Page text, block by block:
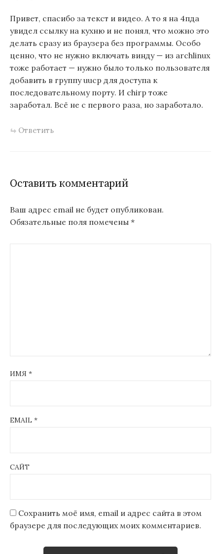
Привет, спасибо за текст и видео. А то я на 4пда
увидел ссылку на кухню и не понял, что можно это
делать сразу из браузера без программы. Особо
ценно, что не нужно включать винду — из archlinux
тоже работает — нужно было только пользователя
добавить в группу uucp для доступа к
последовательному порту. И chirp тоже
заработал. Всё не с первого раза, но заработало.
Ответить
Оставить комментарий
Ваш адрес email не будет опубликован.
Обязательные поля помечены *
ИМЯ *
EMAIL *
САЙТ
Сохранить моё имя, email и адрес сайта в этом
браузере для последующих моих комментариев.